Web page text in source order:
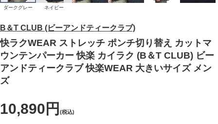
B＆T CLUB (ビーアンドティークラブ)
快ラクWEAR ストレッチ ポンチ切り替え カットマ
ウンテンパーカー 快楽 カイラク (B＆T CLUB) ビー
アンドティークラブ 快楽WEAR 大きいサイズ メン
ズ
10,890円 (税込)
ダークグレー ネイビー